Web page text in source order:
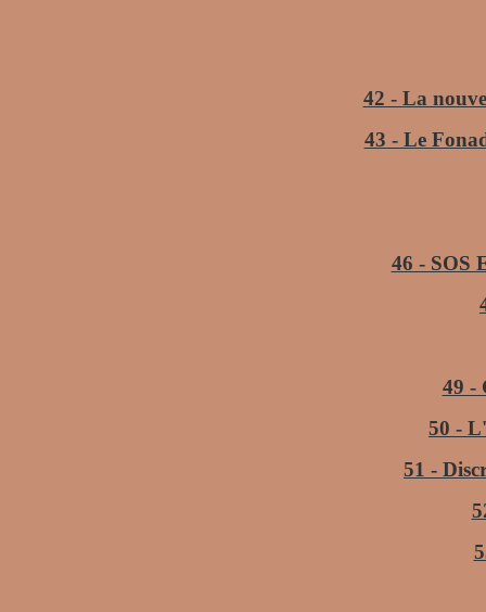
42 - La
43 - Le
46 - SOS
49 -
50 -
51 -